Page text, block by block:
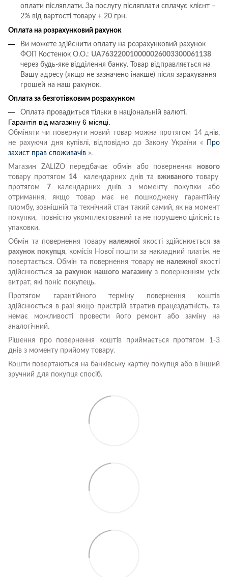
оплати післяплати. За послугу післяплати сплачує клієнт –
2% від вартості товару + 20 грн.
Оплата на розрахунковий рахунок
Ви можете здійснити оплату на розрахунковий рахунок
ФОП Костенюк О.О.: UA763220010000026003300061138
через будь-яке відділення банку. Товар відправляється на
Вашу адресу (якщо не зазначено інакше) після зарахування
грошей на наш рахунок.
Оплата за безготівковим розрахунком
Оплата провадиться тільки в національній валюті.
Гарантія від магазину 6 місяці.
Обміняти чи повернути новий товар можна протягом 14 днів,
не рахуючи дня купівлі, відповідно до Закону України «
Про
захист прав споживачів ».
Магазин ZALIZO передбачає обмін або повернення
нового
товару протягом 14 календарних днів та вживаноготовару
протягом 7 календарних днів з моменту покупки або
отримання, якщо товар має не пошкоджену гарантійну
пломбу, зовнішній та технічний стан такий самий, як на момент
покупки, повністю укомплектований та не порушено цілісність
упаковки.
Обмін та повернення товару належної якості здійснюється за
рахунок покупця, комісія Нової пошти за накладний платіж не
повертається. Обмін та повернення товару не належної якості
здійснюється за рахунок нашого магазинуз поверненням усіх
витрат, які поніс покупець.
Протягом гарантійного терміну повернення коштів
здійснюється в разі якщо пристрій втратив працездатність, та
немає можливості провести його ремонт або заміну на
аналогічний.
Рішення про повернення коштів приймається протягом 1-3
днів з моменту прийому товару.
Кошти повертаються на банківську картку покупця або в інший
зручний для покупця спосіб.